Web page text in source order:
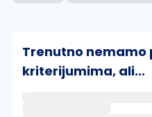
Trenutno nemamo
kriterijumima, ali...